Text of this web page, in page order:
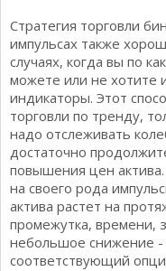
Стратегия торговли
импульсах также
случаях, когда вы по
можете или не хотите
индикаторы. Этот
торговли по тренду,
надо отслеживать
достаточно
повышения цен
на своего рода
актива растет на
промежутка, времени,
небольшое снижение -
соответствующий